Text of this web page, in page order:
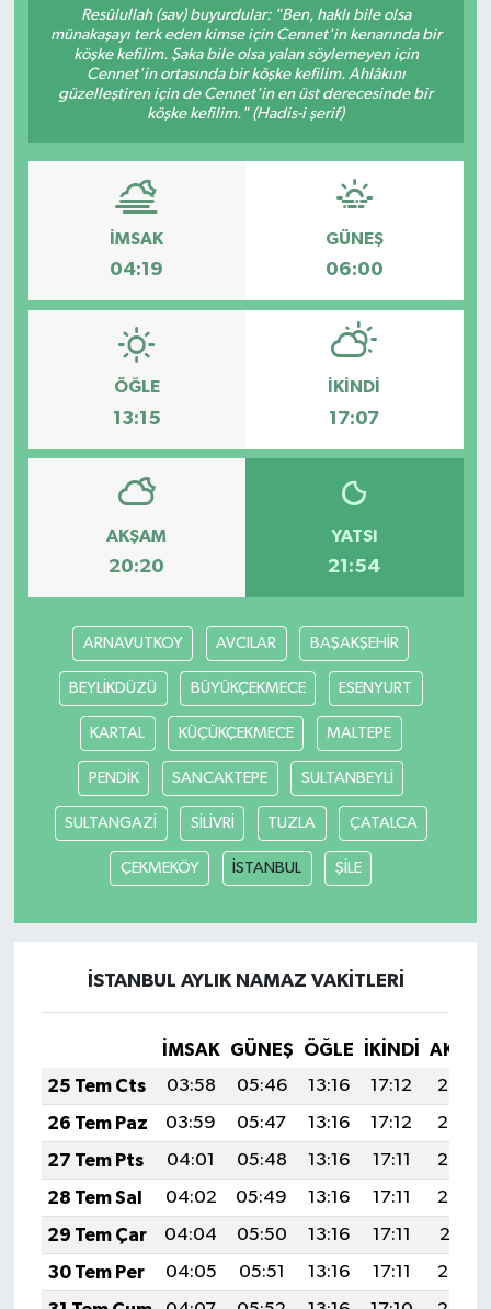
Resûlullah (sav) buyurdular: "Ben, haklı bile olsa
münakaşayı terk eden kimse için Cennet'in kenarında bir
köşke kefilim. Şaka bile olsa yalan söylemeyen için
Cennet'in ortasında bir köşke kefilim. Ahlâkını
güzelleştiren için de Cennet'in en üst derecesinde bir
köşke kefilim." (Hadis-i şerif)
İMSAK
04:19
GÜNEŞ
06:00
ÖĞLE
13:15
İKINDI
17:07
AKŞAM
20:20
YATSI
21:54
ARNAVUTKOY AVCILAR BAŞAKŞEHİR
BEYLİKDÜZÜ BÜYÜKÇEKMECE ESENYURT
KARTAL KÜÇÜKÇEKMECE MALTEPE
PENDİK SANCAKTEPE SULTANBEYLİ
SULTANGAZİ SİLİVRİ TUZLA ÇATALCA
ÇEKMEKÖY İSTANBUL ŞİLE
İSTANBUL AYLIK NAMAZ VAKITLERI
İMSAK GÜNEŞ ÖĞLE İKINDI
25 Tem Cts
03:58 05:46 13:16 17:12
20:35
26 Tem Paz
03:59 05:47 13:16 17:12
20:34
27 Tem Pts
04:01 05:48 13:16 17:11
20:33
28 Tem Sal
04:02 05:49 13:16 17:11
20:32
29 Tem Çar
04:04 05:50 13:16 17:11
20:31
30 Tem Per
04:05 05:51 13:16 17:11
20:30